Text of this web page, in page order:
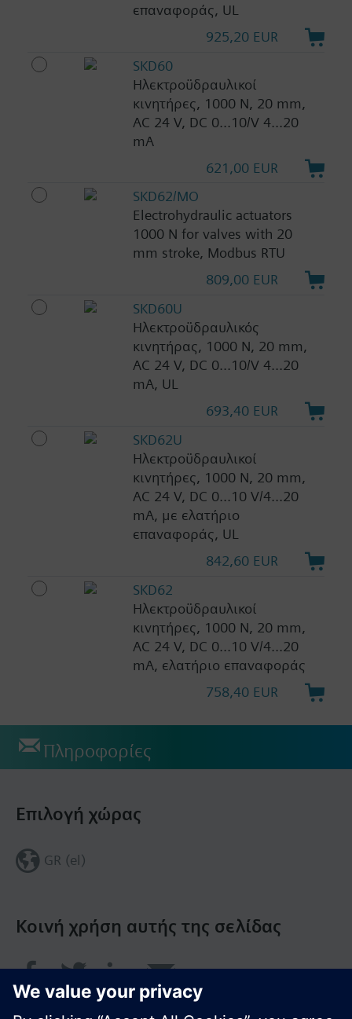
επαναφοράς, UL
925,20 EUR
SKD60
Ηλεκτροϋδραυλικοί
κινητήρες, 1000 N, 20 mm,
AC 24 V, DC 0...10/V 4...20
mA
621,00 EUR
SKD62/MO
Electrohydraulic actuators
1000 N for valves with 20
mm stroke, Modbus RTU
809,00 EUR
SKD60U
Ηλεκτροϋδραυλικός
κινητήρας, 1000 N, 20 mm,
AC 24 V, DC 0...10/V 4...20
mA, UL
693,40 EUR
SKD62U
Ηλεκτροϋδραυλικοί
κινητήρες, 1000 N, 20 mm,
AC 24 V, DC 0...10 V/4...20
mA, με ελατήριο
επαναφοράς, UL
842,60 EUR
SKD62
Ηλεκτροϋδραυλικοί
κινητήρες, 1000 N, 20 mm,
AC 24 V, DC 0...10 V/4...20
mA, ελατήριο επαναφοράς
758,40 EUR
Πληροφορίες
Κοινή χρήση αυτής της σελίδας
Επιλογή χώρας
GR (el)